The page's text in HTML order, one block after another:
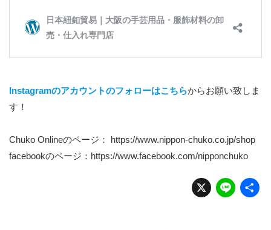
Instagramのアカウントのフォローはこちらからお願い致しま
す！
Chuko Onlineのページ： https://www.nippon-chuko.co.jp/shop
facebookのページ： https://www.facebook.com/nipponchuko
X Li
n